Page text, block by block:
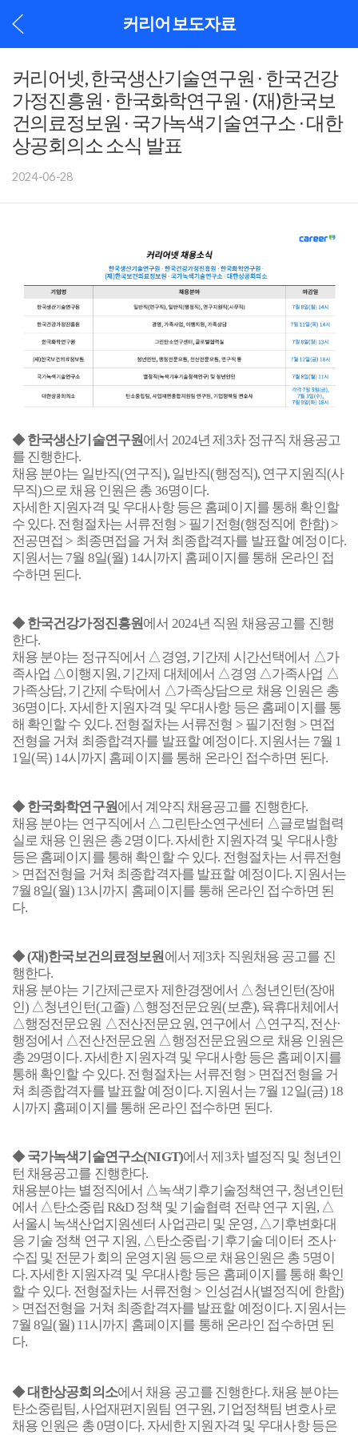
커리어 보도자료
커리어넷, 한국생산기술연구원 ∙ 한국건강
가정진흥원 ∙ 한국화학연구원 ∙ (재)한국보
건의료정보원 ∙ 국가녹색기술연구소 ∙ 대한
상공회의소 소식 발표
2024-06-28
◆ 한국생산기술연구원에서 2024년 제3차 정규직 채용공고
를 진행한다.
채용 분야는 일반직(연구직), 일반직(행정직), 연구지원직(사
무직)으로 채용 인원은 총 36명이다.
자세한 지원자격 및 우대사항 등은 홈페이지를 통해 확인할
수 있다. 전형절차는 서류전형 > 필기전형(행정직에 한함) >
전공면접 > 최종면접을 거쳐 최종합격자를 발표할 예정이다.
지원서는 7월 8일(월) 14시까지 홈페이지를 통해 온라인 접
수하면 된다.
◆ 한국건강가정진흥원에서 2024년 직원 채용공고를 진행
한다.
채용 분야는 정규직에서 △경영, 기간제 시간선택에서 △가
족사업 △이행지원, 기간제 대체에서 △경영 △가족사업 △
가족상담, 기간제 수탁에서 △가족상담으로 채용 인원은 총
36명이다. 자세한 지원자격 및 우대사항 등은 홈페이지를 통
해 확인할 수 있다. 전형절차는 서류전형 > 필기전형 > 면접
전형을 거쳐 최종합격자를 발표할 예정이다. 지원서는 7월 1
1일(목) 14시까지 홈페이지를 통해 온라인 접수하면 된다.
◆한국화학연구원에서 계약직 채용공고를 진행한다.
채용 분야는 연구직에서 △그린탄소연구센터 △글로벌협력
실로 채용 인원은 총2명이다. 자세한 지원자격 및 우대사항
등은 홈페이지를 통해 확인할 수 있다. 전형절차는 서류전형
> 면접전형을 거쳐 최종합격자를 발표할 예정이다. 지원서는
7월8일(월) 13시까지 홈페이지를 통해 온라인 접수하면 된
다.
◆(재)한국보건의료정보원에서 제3차 직원채용 공고를 진
행한다.
채용 분야는 기간제근로자 제한경쟁에서 △청년인턴(장애
인) △청년인턴(고졸) △행정전문요원(보훈), 육휴대체에서
△행정전문요원 △전산전문요원, 연구에서 △연구직, 전산·
행정에서 △전산전문요원 △행정전문요원으로 채용 인원은
총29명이다. 자세한 지원자격 및 우대사항 등은 홈페이지를
통해 확인할 수 있다. 전형절차는 서류전형 > 면접전형을 거
쳐 최종합격자를 발표할 예정이다. 지원서는7월 12일(금) 18
시까지 홈페이지를 통해 온라인 접수하면 된다.
◆ 국가녹색기술연구소(NIGT)에서 제3차 별정직 및 청년인
턴 채용공고를 진행한다.
채용분야는 별정직에서 △녹색기후기술정책연구, 청년인턴
에서 △탄소중립 R&D정책 및 기술협력 전략 연구 지원, △
서울시 녹색산업지원센터 사업관리 및 운영, △기후변화대
응 기술 정책 연구 지원, △탄소중립·기후기술 데이터 조사·
수집 및 전문가 회의 운영지원 등으로 채용인원은 총 5명이
다. 자세한 지원자격 및 우대사항 등은 홈페이지를 통해 확인
할 수 있다. 전형절차는 서류전형 > 인성검사(별정직에 한함)
> 면접전형을 거쳐 최종합격자를 발표할 예정이다. 지원서는
7월 8일(월) 11시까지 홈페이지를 통해 온라인 접수하면 된
다.
◆대한상공회의소에서 채용 공고를 진행한다. 채용 분야는
탄소중립팀, 사업재편지원팀 연구원, 기업정책팀 변호사로
채용 인원은 총0명이다. 자세한 지원자격 및 우대사항 등은